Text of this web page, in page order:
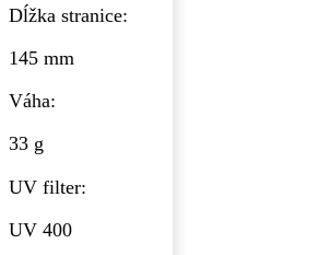
Dĺžka stranice:
145 mm
Váha:
33 g
UV filter:
UV 400